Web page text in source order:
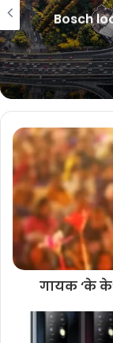
“आम्ही फेलिप नेरी
प्रसंगी त्यांना शुभेच्छा
आणि संस्कृती यांचे रक्षण
आम्हाला वाटते”, असे
शिष्टमंडळातील इतर
रॉड्रिग्स, उपाध्यक्ष
आणि मोहीम/समन्वय
होता.
Bosch
गायक ‘के